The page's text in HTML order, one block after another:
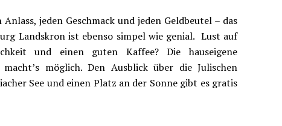
jeden Geschmack und jeden Geldbeutel – das
Landskron ist ebenso simpel wie genial. Lust auf
und einen guten Kaffee? Die hauseigene
macht’s möglich. Den Ausblick über die Julischen
See und einen Platz an der Sonne gibt es gratis